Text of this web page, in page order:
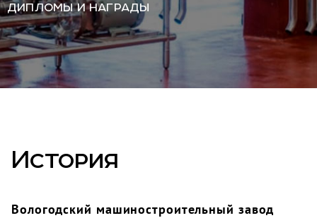
ДИПЛОМЫ И НАГРАДЫ
История
Вологодский машиностроительный завод